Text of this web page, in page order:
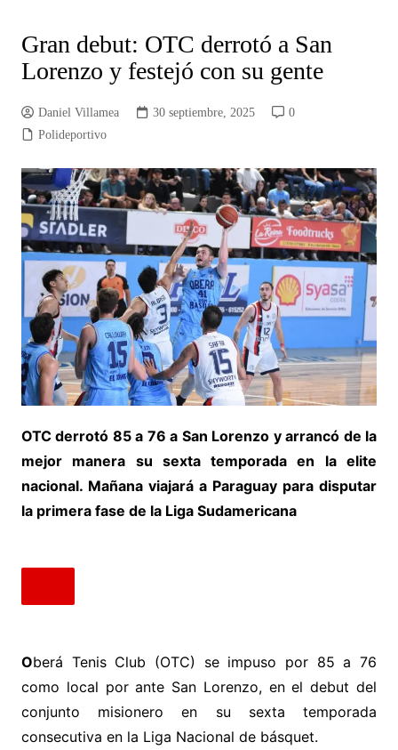
Gran debut: OTC derrotó a San
Lorenzo y festejó con su gente
Daniel Villamea 30 septiembre, 2025
0
Polideportivo
OTC derrotó 85 a 76 a San Lorenzo y arrancó de la
mejor manera su sexta temporada en la elite
nacional. Mañana viajará a Paraguay para disputar
la primera fase de la Liga Sudamericana
Oberá Tenis Club (OTC) se impuso por 85 a 76
como local por ante San Lorenzo, en el debut del
conjunto misionero en su sexta temporada
consecutiva en la Liga Nacional de básquet.